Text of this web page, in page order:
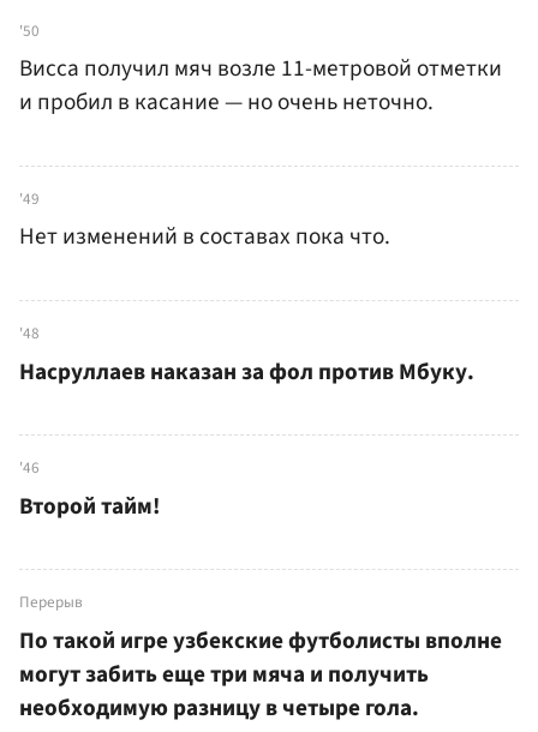
'50
Висса получил мяч возле 11-метровой отметки
и пробил в касание — но очень неточно.
'49
Нет изменений в составах пока что.
'48
Насруллаев наказан за фол против Мбуку.
'46
Второй тайм!
Перерыв
По такой игре узбекские футболисты вполне
могут забить еще три мяча и получить
необходимую разницу в четыре гола.